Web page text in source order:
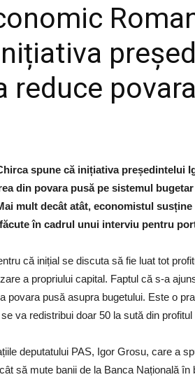
reduce
spune că inițiativa președintelui
din povara pusă pe sistemul
mult decât atât, economistul
în cadrul unui interviu pentru
că inițial se discuta să fie luat tot
a propriului capital. Faptul că s-a
povara pusă asupra bugetului. Este o
va redistribui doar 50 la sută din
deputatului PAS, Igor Grosu, care a
să mute banii de la Banca Națională în